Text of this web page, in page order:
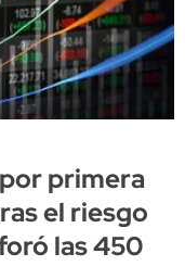
primera
el riesgo
las 450